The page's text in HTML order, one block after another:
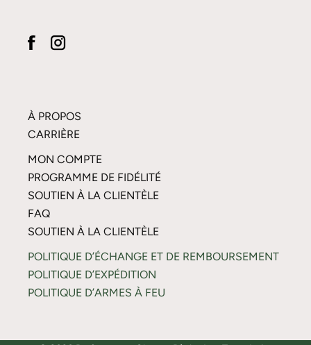
À PROPOS
CARRIÈRE
MON COMPTE
PROGRAMME DE FIDÉLITÉ
SOUTIEN À LA CLIENTÈLE
FAQ
SOUTIEN À LA CLIENTÈLE
POLITIQUE D’ÉCHANGE ET DE REMBOURSEMENT
POLITIQUE D’EXPÉDITION
POLITIQUE D’ARMES À FEU